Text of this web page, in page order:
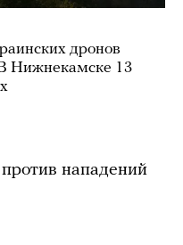
дронов
Нижнекамске 13
нападений